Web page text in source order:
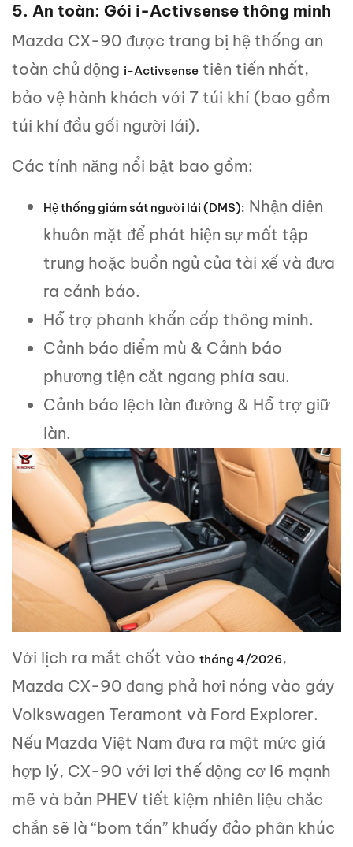
5. An toàn: Gói i-Activsense thông minh
Mazda CX-90 được trang bị hệ thống an
toàn chủ động i-Activsense tiên tiến nhất,
bảo vệ hành khách với 7 túi khí (bao gồm
túi khí đầu gối người lái).
Các tính năng nổi bật bao gồm:
Hệ thống giám sát người lái (DMS): Nhận diện
khuôn mặt để phát hiện sự mất tập
trung hoặc buồn ngủ của tài xế và đưa
ra cảnh báo.
Hỗ trợ phanh khẩn cấp thông minh.
Cảnh báo điểm mù & Cảnh báo
phương tiện cắt ngang phía sau.
Cảnh báo lệch làn đường & Hỗ trợ giữ
làn.
Với lịch ra mắt chốt vào tháng 4/2026,
Mazda CX-90 đang phả hơi nóng vào gáy
Volkswagen Teramont và Ford Explorer.
Nếu Mazda Việt Nam đưa ra một mức giá
hợp lý, CX-90 với lợi thế động cơ I6 mạnh
mẽ và bản PHEV tiết kiệm nhiên liệu chắc
chắn sẽ là “bom tấn” khuấy đảo phân khúc